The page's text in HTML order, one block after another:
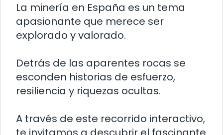
La minería en España es un tema
apasionante que merece ser
explorado y valorado.
Detrás de las aparentes rocas se
esconden historias de esfuerzo,
resiliencia y riquezas ocultas.
A través de este recorrido interactivo,